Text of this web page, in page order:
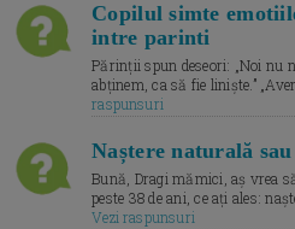
Copilul simte
intre parinti
Părinții spun deseori: „Noi nu
abținem, ca să fie liniște.”
raspunsuri
Naștere naturală
Bună, Dragi mămici, aș vrea
peste 38 de ani, ce ați ales:
Vezi raspunsuri